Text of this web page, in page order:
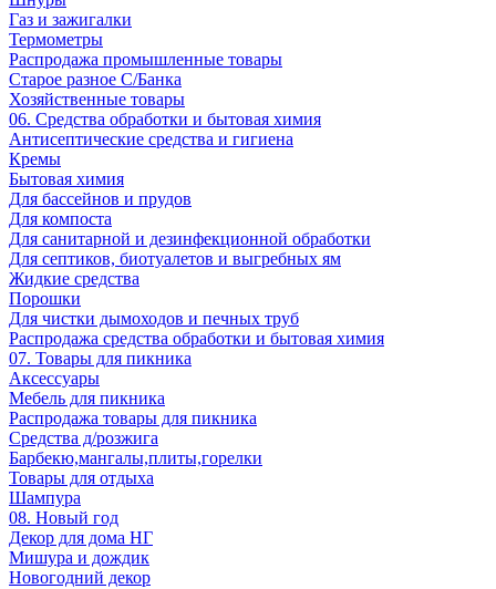
Газ и зажигалки
Термометры
Распродажа промышленные товары
Старое разное С/Банка
Хозяйственные товары
06. Средства обработки и бытовая химия
Антисептические средства и гигиена
Кремы
Бытовая химия
Для бассейнов и прудов
Для компоста
Для санитарной и дезинфекционной обработки
Для септиков, биотуалетов и выгребных ям
Жидкие средства
Порошки
Для чистки дымоходов и печных труб
Распродажа средства обработки и бытовая химия
07. Товары для пикника
Аксессуары
Мебель для пикника
Распродажа товары для пикника
Средства д/розжига
Барбекю,мангалы,плиты,горелки
Товары для отдыха
Шампура
08. Новый год
Декор для дома НГ
Мишура и дождик
Новогодний декор